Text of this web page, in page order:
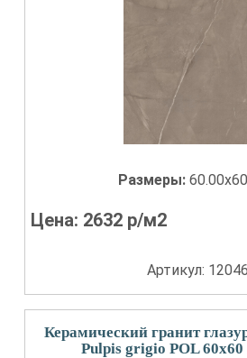
Размеры:
Цена: 2632 р/м2
Артикул:
Керамический гранит
Pulpis grigio POL 60x60